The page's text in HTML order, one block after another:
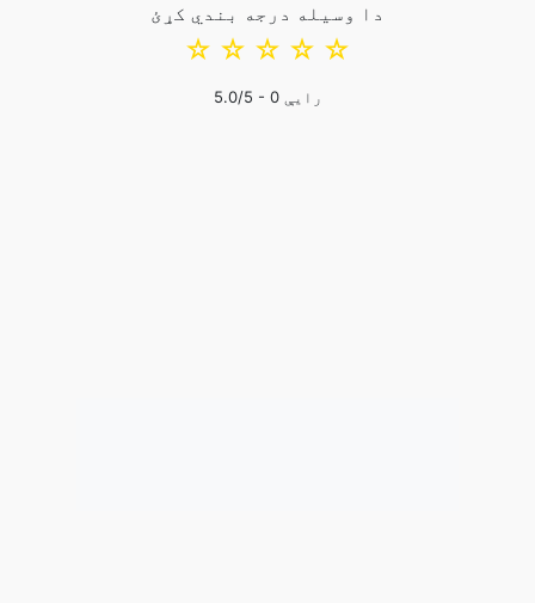
دا وسیله درجه بندي کړئ
☆
☆
☆
☆
☆
5.0/5 - 0 رایې